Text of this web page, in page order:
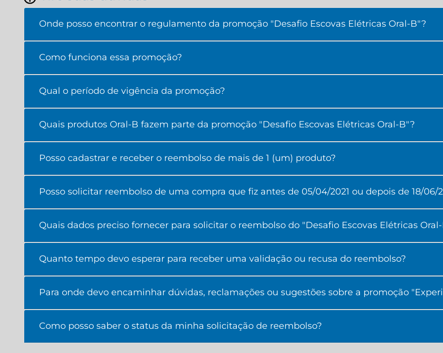
Onde posso encontrar o regulamento da promoção "Desafio Escovas Elétricas Oral-B"?
Como funciona essa promoção?
Qual o período de vigência da promoção?
Quais produtos Oral-B fazem parte da promoção "Desafio Escovas Elétricas Oral-B"?
Posso cadastrar e receber o reembolso de mais de 1 (um) produto?
Posso solicitar reembolso de uma compra que fiz antes de 05/04/2021 ou depois de 18/06/
Quais dados preciso fornecer para solicitar o reembolso do "Desafio Escovas Elétricas
Quanto tempo devo esperar para receber uma validação ou recusa do reembolso?
Para onde devo encaminhar dúvidas, reclamações ou sugestões sobre a promoção
Como posso saber o status da minha solicitação de reembolso?